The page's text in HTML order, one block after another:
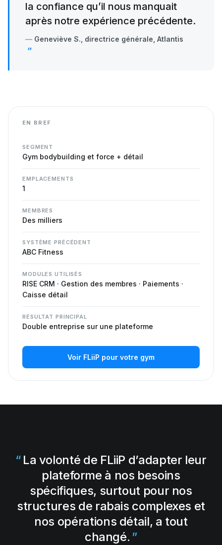
la confiance qu’il nous manquait
après notre expérience précédente.
Geneviève S., directrice générale, Atlantis
EN BREF
SEGMENT
Gym bodybuilding et force + détail
EMPLACEMENTS
1
MEMBRES
Des milliers
SYSTÈME PRÉCÉDENT
ABC Fitness
MODULES UTILISÉS
RISE CRM · Gestion des membres · Paiements ·
Caisse détail
RÉSULTAT PRINCIPAL
Double entreprise sur une plateforme
Voir FLiiP pour votre gym
La volonté de FLiiP d’adapter leur
plateforme à nos besoins
spécifiques, surtout pour nos
structures de rabais complexes et
nos opérations détail, a tout
changé.